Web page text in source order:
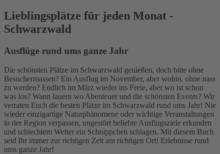
Lieblingsplätze für jeden Monat -
Schwarzwald
Ausflüge rund ums ganze Jahr
Die schönsten Plätze im Schwarzwald genießen, doch bitte ohne
Besuchermassen? Ein Ausflug im November, aber wohin, ohne nass
zu werden? Endlich im März wieder ins Freie, aber wo ist schon
was los? Wann lauern wo Abenteuer und die schönsten Events? Wir
verraten Euch die besten Plätze im Schwarzwald rund ums Jahr! Nie
wieder einzigartige Naturphänomene oder wichtige Veranstaltungen
in der Region verpassen, ungestört beliebte Ausflugsziele erkunden
und schlechtem Wetter ein Schnippchen schlagen. Mit diesem Buch
seid Ihr immer zur richtigen Zeit am richtigen Ort! Erlebnisse rund
ums ganze Jahr!